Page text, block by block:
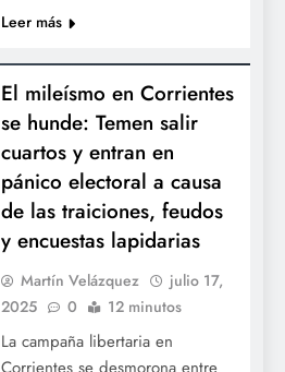
Leer más
El mileísmo en Corrientes
se hunde: Temen salir
cuartos y entran en
pánico electoral a causa
de las traiciones, feudos
y encuestas lapidarias
Martín Velázquez
julio 17,
2025
0 12 minutos
La campaña libertaria en